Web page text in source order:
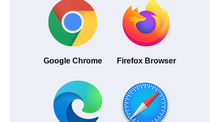
Google Chrome Firefox Browser